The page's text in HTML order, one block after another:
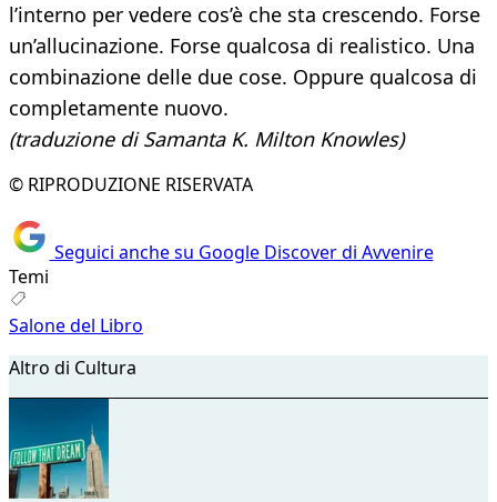
l’interno per vedere cos’è che sta crescendo. Forse
un’allucinazione. Forse qualcosa di realistico. Una
combinazione delle due cose. Oppure qualcosa di
completamente nuovo.
(traduzione di Samanta K. Milton Knowles)
© RIPRODUZIONE RISERVATA
Seguici anche su Google Discover di Avvenire
Temi
Salone del Libro
Altro di Cultura